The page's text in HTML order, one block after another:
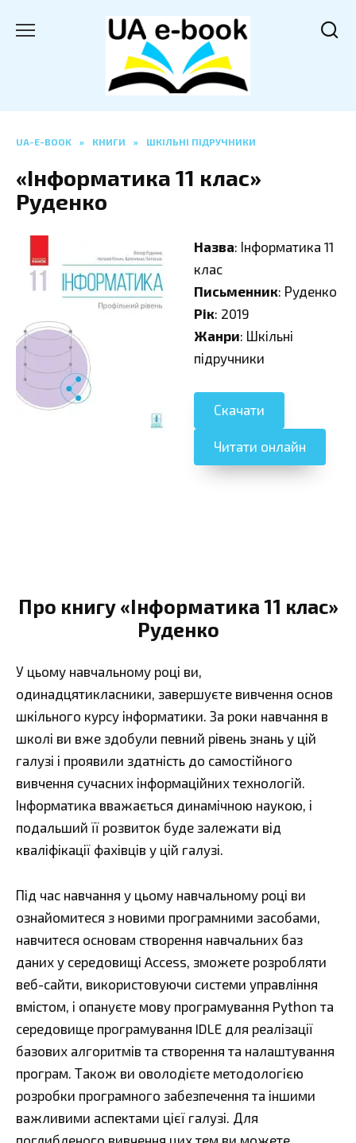
UA-E-BOOK » КНИГИ » ШКІЛЬНІ ПІДРУЧНИКИ
«Інформатика 11 клас»
Руденко
Назва: Інформатика 11
клас
Письменник: Руденко
Рік: 2019
Жанри: Шкільні
підручники
Скачати
Читати онлайн
Про книгу «Інформатика 11 клас»
Руденко
У цьому навчальному році ви,
одинадцятикласники, завершуєте вивчення основ
шкільного курсу інформатики. За роки навчання в
школі ви вже здобули певний рівень знань у цій
галузі і проявили здатність до самостійного
вивчення сучасних інформаційних технологій.
Інформатика вважається динамічною наукою, і
подальший її розвиток буде залежати від
кваліфікації фахівців у цій галузі.
Під час навчання у цьому навчальному році ви
ознайомитеся з новими програмними засобами,
навчитеся основам створення навчальних баз
даних у середовищі Access, зможете розробляти
веб-сайти, використовуючи системи управління
вмістом, і опануєте мову програмування Python та
середовище програмування IDLE для реалізації
базових алгоритмів та створення та налаштування
програм. Також ви оволодієте методологією
розробки програмного забезпечення та іншими
важливими аспектами цієї галузі. Для
поглибленого вивчення цих тем ви можете